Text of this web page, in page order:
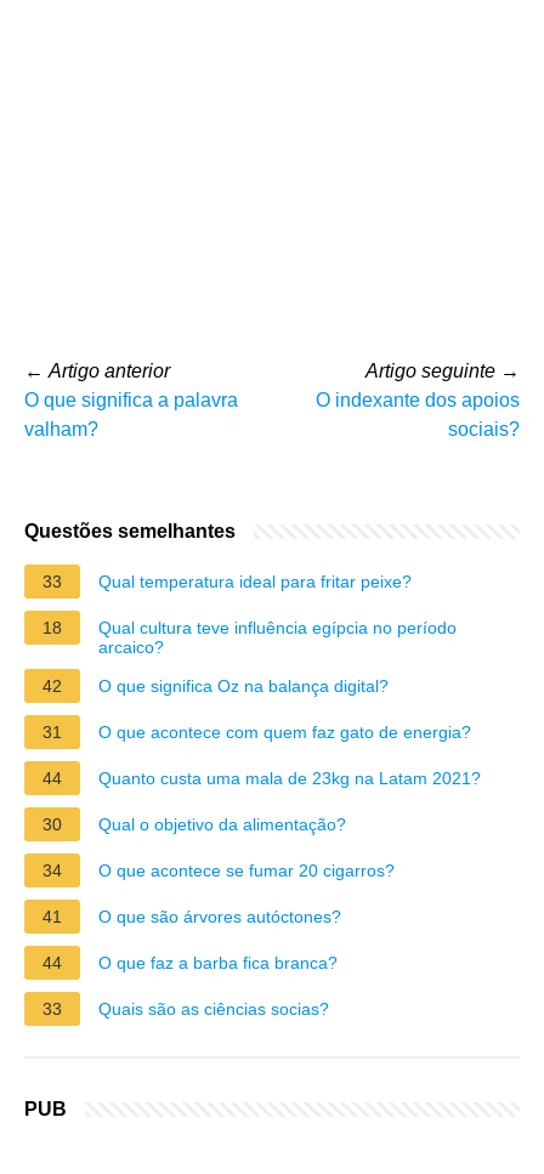
← Artigo anterior
O que significa a palavra
valham?
Artigo seguinte →
O indexante dos apoios
sociais?
Questões semelhantes
33 Qual temperatura ideal para fritar peixe?
18
Qual cultura teve influência egípcia no período
arcaico?
42
O que significa Oz na balança digital?
31 O que acontece com quem faz gato de energia?
44 Quanto custa uma mala de 23kg na Latam 2021?
30 Qual o objetivo da alimentação?
34 O que acontece se fumar 20 cigarros?
41 O que são árvores autóctones?
44 O que faz a barba fica branca?
33 Quais são as ciências socias?
PUB